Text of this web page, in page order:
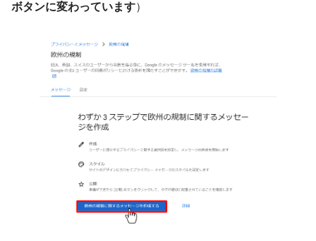
ボタンに変わっています）